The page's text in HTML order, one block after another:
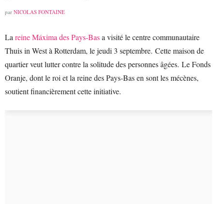
par NICOLAS FONTAINE
La reine Máxima des Pays-Basa visité le centre communautaire
Thuis in West à Rotterdam, le jeudi 3 septembre. Cette maison de
quartier veut lutter contre la solitude des personnes âgées. Le Fonds
Oranje, dont le roi et la reine des Pays-Bas en sont les mécènes,
soutient financièrement cette initiative.